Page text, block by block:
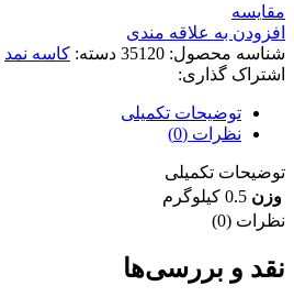
مقايسه
افزودن به علاقه مندی
شناسه محصول: 35120 دسته: کاسه نمد
اشتراک گذاری:
توضیحات تکمیلی
نظرات (0)
توضیحات تکمیلی
وزن 0.5 کیلوگرم
نظرات (0)
نقد و بررسی‌ها